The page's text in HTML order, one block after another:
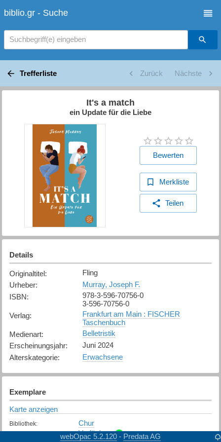
biblio.gr - Suche
Suchbegriff(e) eingeben
Trefferliste Zurück Nächste
It's a match
ein Update für die Liebe
Bewerten
Merkliste
Teilen
Details
Originaltitel:
Fling
Urheber:
Murray, Joseph F.
ISBN:
978-3-596-70756-0
3-596-70756-0
Verlag:
Frankfurt am Main : FISCHER
Taschenbuch
Medienart:
Belletristik
Erscheinungsjahr:
Juni 2024
Alterskategorie: Erwachsene
Exemplare
Karte anzeigen
Bibliothek: Chur
Exemplarstatus: Verfügbar
webOpac 5.2.120 - Predata AG